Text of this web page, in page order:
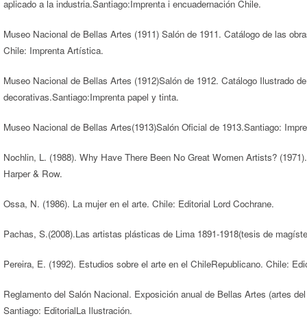
aplicado a la industria.Santiago:Imprenta i encuadernación Chile.
Museo Nacional de Bellas Artes (1911) Salón de 1911. Catálogo de las
Chile: Imprenta Artística.
Museo Nacional de Bellas Artes (1912)Salón de 1912. Catálogo Ilustrado
decorativas.Santiago:Imprenta papel y tinta.
Museo Nacional de Bellas Artes(1913)Salón Oficial de 1913.Santiago:
Nochlin, L. (1988). Why Have There Been No Great Women Artists?
Harper & Row.
Ossa, N. (1986). La mujer en el arte. Chile: Editorial Lord Cochrane.
Pachas, S.(2008).Las artistas plásticas de Lima 1891-1918(tesis de
Pereira, E. (1992). Estudios sobre el arte en el ChileRepublicano. Chile:
Reglamento del Salón Nacional. Exposición anual de Bellas Artes (artes
Santiago: EditorialLa Ilustración.